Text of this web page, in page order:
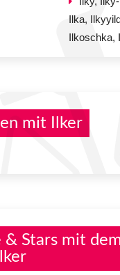
Ilka,
Ilkoschka,
mit Ilker
& Stars mit